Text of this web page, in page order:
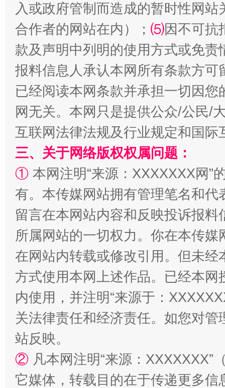
揭批美国五大"原罪" "炒
解纷+调解+退费，一次搞定
站台名比不上好声名
入或政府管制而造成的暂时性网
合作者的网站在内）； ⑸因不可抗
款及声明中列明的使用方式或免责
报料信息人承认本网所有条款方
已经阅读本网条款并承担一切因
网无关。本网只是提供公众/公民/
互联网法律法规及行业规定和国
三、关于网络版权权属问题：
① 本网注明“来源：XXXXXXX网”
有。本传媒网站拥有管理笔名和
留言在本网站内容和反映投诉报
所属网站的一切权力。你在本传
在网站内转载或修改引用。但未
方式使用本网上述作品。已经本
内使用，并注明“来源于：
关法律责任和经济责任。如您对
站反映。
② 凡本网注明“来源：
它媒体，转载目的在于传递更多